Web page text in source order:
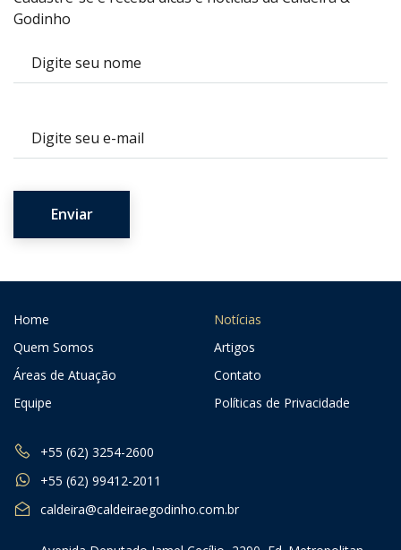
Godinho
Home
Quem Somos
Áreas de Atuação
Equipe
Notícias
Artigos
Contato
Políticas de Privacidade
+55 (62) 3254-2600
+55 (62) 99412-2011
caldeira@caldeiraegodinho.com.br